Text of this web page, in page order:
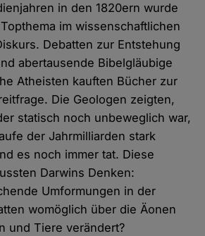
in den 1820ern wurde
im wissenschaftlichen
Debatten zur Entstehung
abertausende Bibelgläubige
Atheisten kauften Bücher zur
Die Geologen zeigten,
statisch noch unbeweglich war,
der Jahrmilliarden stark
es noch immer tat. Diese
Darwins Denken:
Umformungen in der
womöglich über die Äonen
und Tiere verändert?